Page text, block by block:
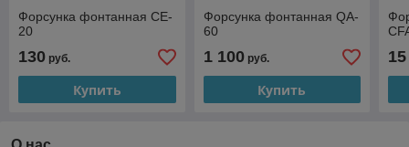
Форсунка фонтанная CE-
20
130 руб.
Купить
Форсунка фонтанная QA-
60
1 100руб.
Купить
15